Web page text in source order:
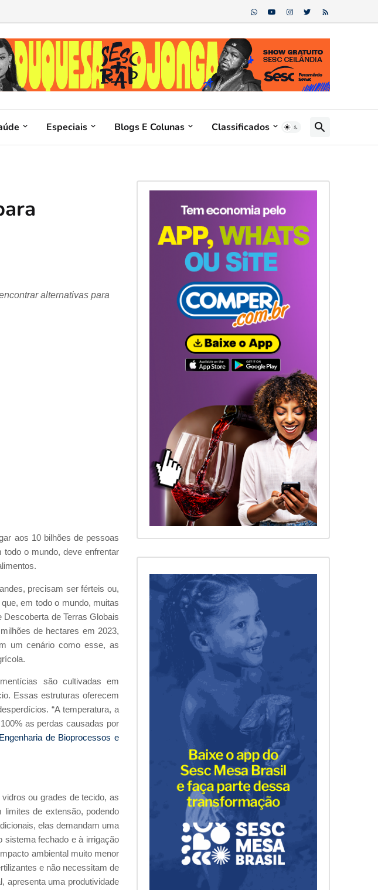
Especiais Blogs E Colunas Classificados
alternativas para
aos 10 bilhões de pessoas
o mundo, deve enfrentar
precisam ser férteis ou,
em todo o mundo, muitas
de Terras Globais
de hectares em 2023,
um cenário como esse, as
são cultivadas em
Essas estruturas oferecem
“A temperatura, a
as perdas causadas por
de Bioprocessos e
ou grades de tecido, as
de extensão, podendo
elas demandam uma
sistema fechado e à irrigação
ambiental muito menor
e não necessitam de
apresenta uma produtividade